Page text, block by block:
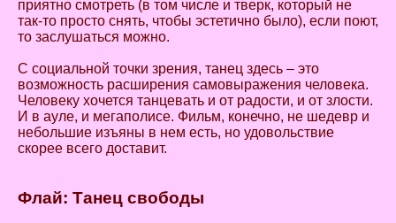
приятно смотреть (в том числе и тверк, который не
так-то просто снять, чтобы эстетично было), если поют,
то заслушаться можно.
С социальной точки зрения, танец здесь – это
возможность расширения самовыражения человека.
Человеку хочется танцевать и от радости, и от злости.
И в ауле, и мегаполисе. Фильм, конечно, не шедевр и
небольшие изъяны в нем есть, но удовольствие
скорее всего доставит.
Флай: Танец свободы